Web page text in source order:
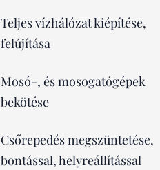
Teljes vízhálózat kiépítése,
felújítása
Mosó-, és mosogatógépek
bekötése
Csőrepedés megszüntetése,
bontással, helyreállítással